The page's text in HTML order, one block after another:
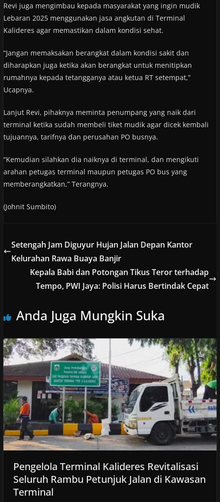
Revi juga mengimbau kepada masyarakat yang ingin mudik
Lebaran 2025 menggunakan jasa angkutan di Terminal
Kalideres agar memastikan dalam kondisi sehat.
“Jangan memaksakan berangkat dalam kondisi sakit dan
diharapkan juga ketika akan berangkat untuk menitipkan
rumahnya kepada tetangganya atau ketua RT setempat,”
Ucapnya.
Lanjut Revi, pihaknya meminta penumpang yang naik dari
terminal ketika sudah membeli tiket mudik agar dicek kembali
tujuannya, tarifnya dan perusahan PO busnya.
“Kemudian silahkan dia naiknya di terminal, dan mengikuti
arahan petugas terminal maupun petugas PO bus yang
memberangkatkan,” Terangnya.
(Johnit Sumbito)
Setengah Jam Diguyur Hujan Jalan Depan Kantor
Kelurahan Rawa Buaya Banjir
Kepala Babi dan Potongan Tikus Teror terhadap
Tempo, PWI Jaya: Polisi Harus Bertindak Cepat
Anda Juga Mungkin Suka
Pengelola Terminal Kalideres Revitalisasi
Seluruh Rambu Petunjuk Jalan di Kawasan
Terminal